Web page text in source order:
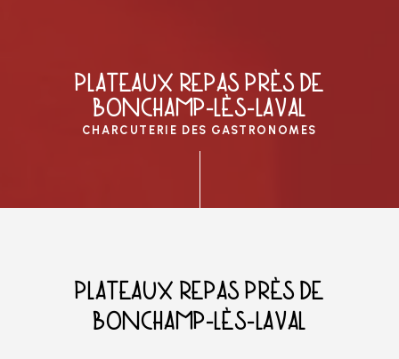
PLATEAUX REPAS PRÈS DE
BONCHAMP-LÈS-LAVAL
CHARCUTERIE DES GASTRONOMES
PLATEAUX REPAS PRÈS DE
BONCHAMP-LÈS-LAVAL